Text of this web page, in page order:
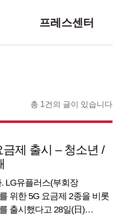
프레스센터
총 1건의 글이 있습니다
금제 출시 – 청소년 /
LG유플러스(부회장
위한 5G 요금제 2종을 비롯
출시했다고 28일(日)